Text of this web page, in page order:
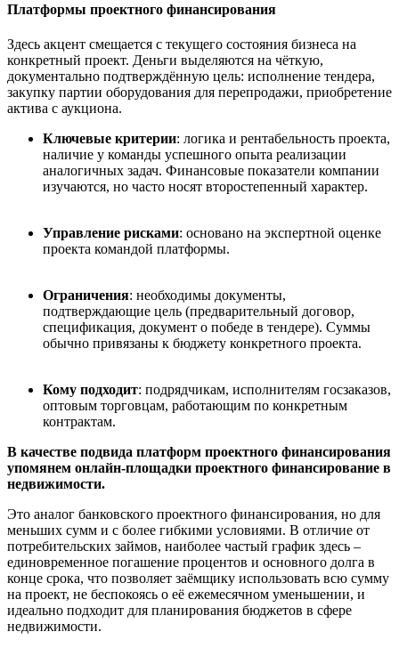
Платформы проектного финансирования
Здесь акцент смещается с текущего состояния бизнеса на
конкретный проект. Деньги выделяются на чёткую,
документально подтверждённую цель: исполнение тендера,
закупку партии оборудования для перепродажи, приобретение
актива с аукциона.
Ключевые критерии: логика и рентабельность проекта,
наличие у команды успешного опыта реализации
аналогичных задач. Финансовые показатели компании
изучаются, но часто носят второстепенный характер.
Управление рисками: основано на экспертной оценке
проекта командой платформы.
Ограничения: необходимы документы,
подтверждающие цель (предварительный договор,
спецификация, документ о победе в тендере). Суммы
обычно привязаны к бюджету конкретного проекта.
Кому подходит: подрядчикам, исполнителям госзаказов,
оптовым торговцам, работающим по конкретным
контрактам.
В качестве подвида платформ проектного финансирования
упомянем онлайн-площадки проектного финансирование в
недвижимости.
Это аналог банковского проектного финансирования, но для
меньших сумм и с более гибкими условиями. В отличие от
потребительских займов, наиболее частый график здесь –
единовременное погашение процентов и основного долга в
конце срока, что позволяет заёмщику использовать всю сумму
на проект, не беспокоясь о её ежемесячном уменьшении, и
идеально подходит для планирования бюджетов в сфере
недвижимости.